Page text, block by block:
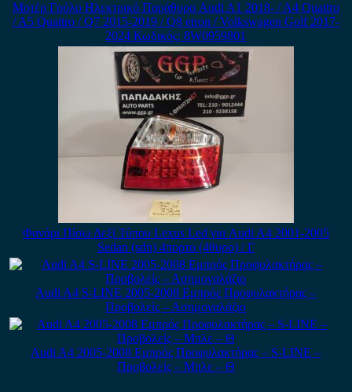
Μοτέρ Γρύλο Ηλεκτρικό Παράθυρο Audi A1 2018- / A4 Quattro
/ A5 Quattro / Q7 2015-2019 / Q8 etron / Volkswagen Golf 2017-
2024 Κωδικός: 8W0959801
Φανάρι Πίσω Δεξί Τύπου Lexus Led για Audi A4 2001-2005
Sedan (sdn) 4πορτο (4θυρο) / Γ
Audi A4 S-LINE 2005-2008 Εμπρός Προφυλακτήρας –
Προβολείς – Ασημογαλάζιο
Audi A4 2005-2008 Εμπρός Προφυλακτήρας – S-LINE –
Προβολείς – Μπλε – Θ